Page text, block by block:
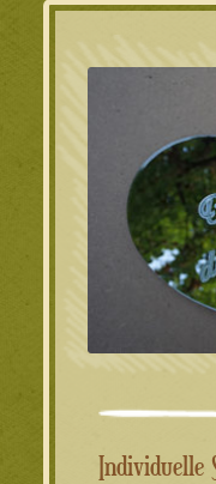
Individuelle Spiegel in verschiedenen